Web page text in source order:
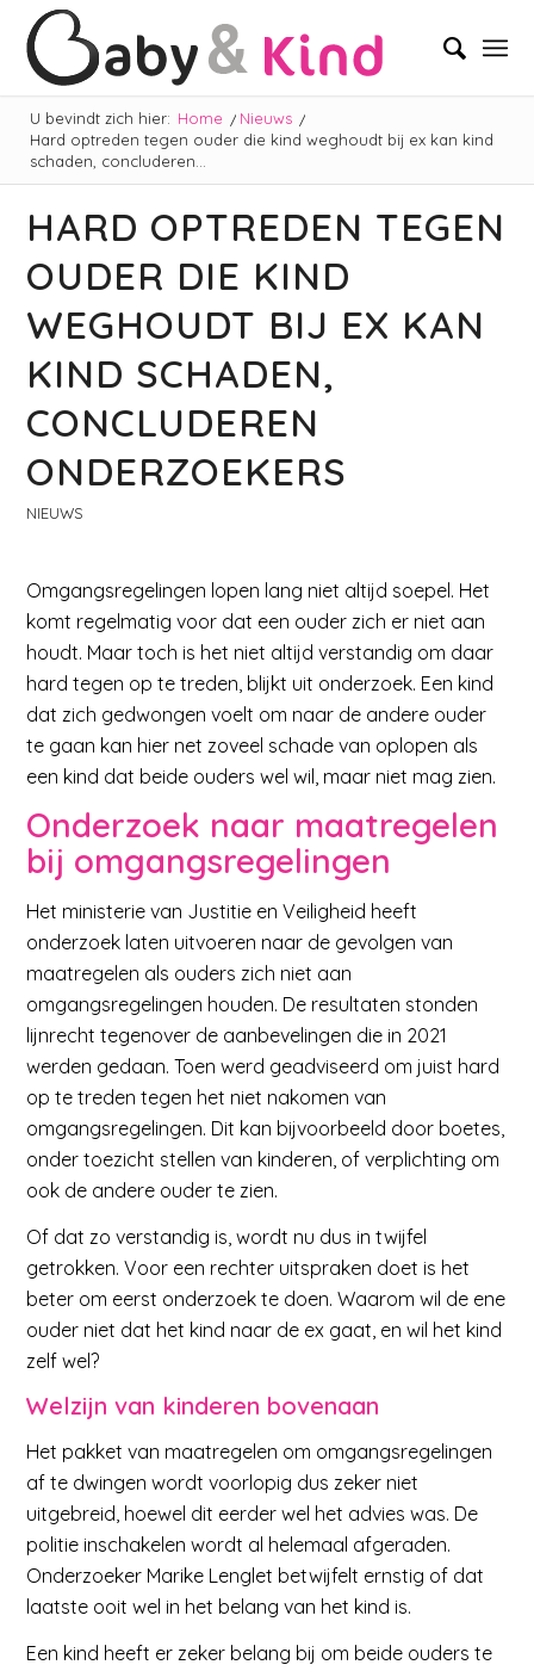
U bevindt zich hier: Home / Nieuws /
Hard optreden tegen ouder die kind weghoudt bij ex kan kind
schaden, concluderen...
HARD OPTREDEN TEGEN
OUDER DIE KIND
WEGHOUDT BIJ EX KAN
KIND SCHADEN,
CONCLUDEREN
ONDERZOEKERS
NIEUWS
Omgangsregelingen lopen lang niet altijd soepel. Het
komt regelmatig voor dat een ouder zich er niet aan
houdt. Maar toch is het niet altijd verstandig om daar
hard tegen op te treden, blijkt uit onderzoek. Een kind
dat zich gedwongen voelt om naar de andere ouder
te gaan kan hier net zoveel schade van oplopen als
een kind dat beide ouders wel wil, maar niet mag zien.
Onderzoek naar maatregelen
bij omgangsregelingen
Het ministerie van Justitie en Veiligheid heeft
onderzoek laten uitvoeren naar de gevolgen van
maatregelen als ouders zich niet aan
omgangsregelingen houden. De resultaten stonden
lijnrecht tegenover de aanbevelingen die in 2021
werden gedaan. Toen werd geadviseerd om juist hard
op te treden tegen het niet nakomen van
omgangsregelingen. Dit kan bijvoorbeeld door boetes,
onder toezicht stellen van kinderen, of verplichting om
ook de andere ouder te zien.
Of dat zo verstandig is, wordt nu dus in twijfel
getrokken. Voor een rechter uitspraken doet is het
beter om eerst onderzoek te doen. Waarom wil de ene
ouder niet dat het kind naar de ex gaat, en wil het kind
zelf wel?
Welzijn van kinderen bovenaan
Het pakket van maatregelen om omgangsregelingen
af te dwingen wordt voorlopig dus zeker niet
uitgebreid, hoewel dit eerder wel het advies was. De
politie inschakelen wordt al helemaal afgeraden.
Onderzoeker Marike Lenglet betwijfelt ernstig of dat
laatste ooit wel in het belang van het kind is.
Een kind heeft er zeker belang bij om beide ouders te